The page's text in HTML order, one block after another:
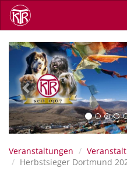
Direkt
zum
Inhalt
Previous
Veranstaltungen
Herbstsieger Dortmund